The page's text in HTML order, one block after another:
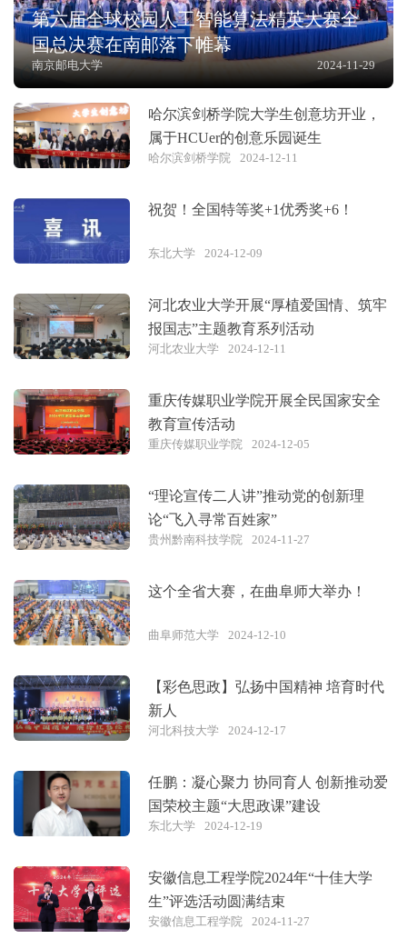
第六届全球校园人工智能算法精英大赛全
国总决赛在南邮落下帷幕
南京邮电大学 2024-11-29
哈尔滨剑桥学院大学生创意坊开业，
属于HCUer的创意乐园诞生
哈尔滨剑桥学院 2024-12-11
祝贺！全国特等奖+1优秀奖+6！
东北大学 2024-12-09
河北农业大学开展“厚植爱国情、筑牢
报国志”主题教育系列活动
河北农业大学 2024-12-11
重庆传媒职业学院开展全民国家安全
教育宣传活动
重庆传媒职业学院 2024-12-05
“理论宣传二人讲”推动党的创新理
论“飞入寻常百姓家”
贵州黔南科技学院 2024-11-27
这个全省大赛，在曲阜师大举办！
曲阜师范大学 2024-12-10
【彩色思政】弘扬中国精神 培育时代
新人
河北科技大学 2024-12-17
任鹏：凝心聚力 协同育人 创新推动爱
国荣校主题“大思政课”建设
东北大学 2024-12-19
安徽信息工程学院2024年“十佳大学
生”评选活动圆满结束
安徽信息工程学院 2024-11-27